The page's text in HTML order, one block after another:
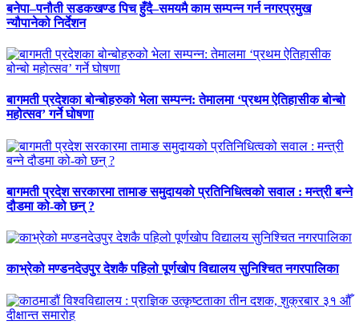
बनेपा–पनौती सडकखण्ड पिच हुँदै–समयमै काम सम्पन्न गर्न नगरप्रमुख
न्यौपानेको निर्देशन
बागमती प्रदेशका बोन्बोहरुको भेला सम्पन्न: तेमालमा ‘प्रथम ऐतिहासीक बोन्बो
महोत्सव’ गर्ने घोषणा
बागमती प्रदेश सरकारमा तामाङ समुदायको प्रतिनिधित्वको सवाल : मन्त्री बन्ने
दौडमा को‐को छन् ?
काभ्रेको मण्डनदेउपुर देशकै पहिलो पूर्णखोप विद्यालय सुनिश्चित नगरपालिका